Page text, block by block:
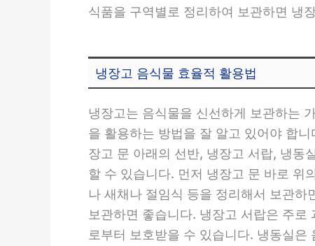
식품을 구역별로 정리하여 보관하면 냉
냉장고 음식물 효율적 활용법
냉장고는 음식물을 신선하게 보관하는
을 활용하는 방법을 잘 알고 있어야 합
장고 문 아래의 선반, 냉장고 서랍, 냉동
할 수 있습니다. 먼저 냉장고 문 바로 위
나 새채나 절임식 등을 정리해서 보관
보관하면 좋습니다. 냉장고 서랍은 주
로부터 보호받을 수 있습니다. 냉동실